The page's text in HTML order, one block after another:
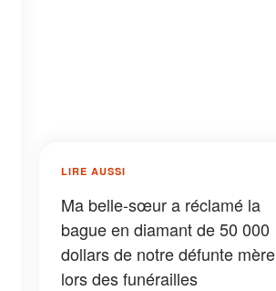
LIRE AUSSI
Ma belle-sœur a réclamé la
bague en diamant de 50 000
dollars de notre défunte mère
lors des funérailles